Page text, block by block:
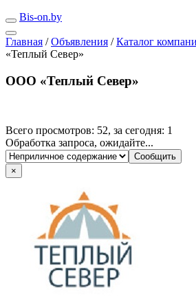
Bis-on.by
Главная / Объявления / Каталог
«Теплый Север»
ООО «Теплый Север»
Всего просмотров: 52, за сегодня: 1
Обработка запроса, ожидайте...
×